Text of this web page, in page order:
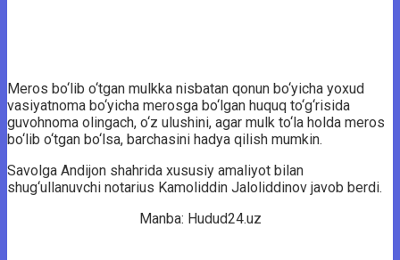
Meros bo‘lib o‘tgan mulkka nisbatan qonun bo‘yicha yoxud
vasiyatnoma bo‘yicha merosga bo‘lgan huquq to‘g‘risida
guvohnoma olingach, o‘z ulushini, agar mulk to‘la holda meros
bo‘lib o‘tgan bo‘lsa, barchasini hadya qilish mumkin.
Savolga Andijon shahrida xususiy amaliyot bilan
shug‘ullanuvchi notarius Kamoliddin Jaloliddinov javob berdi.
Manba: Hudud24.uz